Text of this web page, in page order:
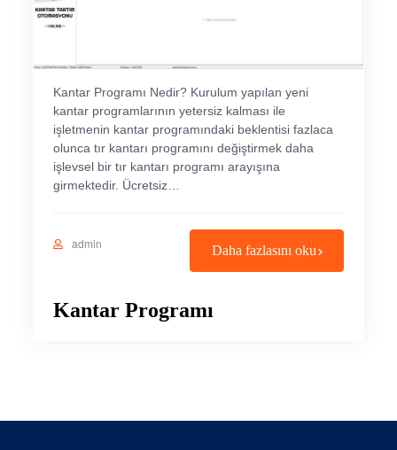
Kantar Programı Nedir? Kurulum yapılan yeni
kantar programlarının yetersiz kalması ile
işletmenin kantar programındaki beklentisi fazlaca
olunca tır kantarı programını değiştirmek daha
işlevsel bir tır kantarı programı arayışına
girmektedir. Ücretsiz…
admin Daha fazlasını oku
Kantar Programı